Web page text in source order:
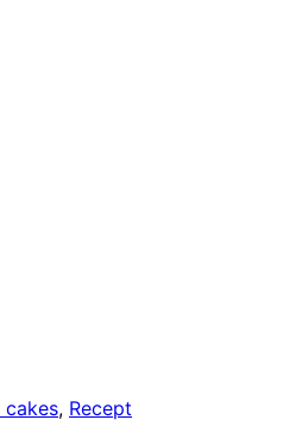
cakes, Recept